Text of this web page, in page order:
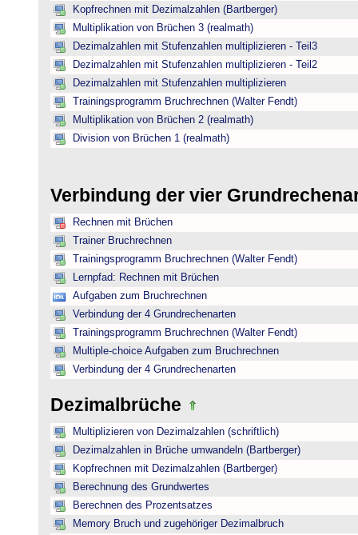
Kopfrechnen mit Dezimalzahlen (Bartberger)
Multiplikation von Brüchen 3 (realmath)
Dezimalzahlen mit Stufenzahlen multiplizieren - Teil3
Dezimalzahlen mit Stufenzahlen multiplizieren - Teil2
Dezimalzahlen mit Stufenzahlen multiplizieren
Trainingsprogramm Bruchrechnen (Walter Fendt)
Multiplikation von Brüchen 2 (realmath)
Division von Brüchen 1 (realmath)
Verbindung der vier
Rechnen mit Brüchen
Trainer Bruchrechnen
Trainingsprogramm Bruchrechnen (Walter Fendt)
Lernpfad: Rechnen mit Brüchen
Aufgaben zum Bruchrechnen
Verbindung der 4 Grundrechenarten
Trainingsprogramm Bruchrechnen (Walter Fendt)
Multiple-choice Aufgaben zum Bruchrechnen
Verbindung der 4 Grundrechenarten
Dezimalbrüche
Multiplizieren von Dezimalzahlen (schriftlich)
Dezimalzahlen in Brüche umwandeln (Bartberger)
Kopfrechnen mit Dezimalzahlen (Bartberger)
Berechnung des Grundwertes
Berechnen des Prozentsatzes
Memory Bruch und zugehöriger Dezimalbruch